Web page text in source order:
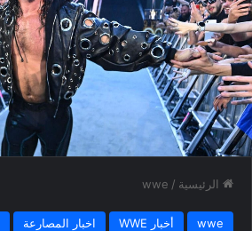
الرئيسية /
wwe
wwe أخبار WWE اخبار المصارعة